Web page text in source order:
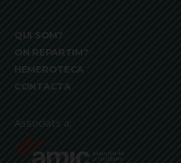
QUI SOM?
ON REPARTIM?
HEMEROTECA
CONTACTA
Associats a: